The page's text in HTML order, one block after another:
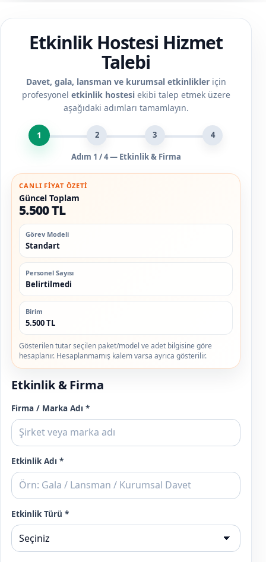
Etkinlik Hostesi Hizmet
Talebi
Davet, gala, lansman ve kurumsal etkinlikleriçin
profesyonel etkinlik hostesiekibi talep etmek üzere
aşağıdaki adımları tamamlayın.
1 2 3 4
Adım 1 / 4 — Etkinlik & Firma
CANLI FIYAT ÖZETI
Güncel Toplam
5.500 TL
Görev Modeli
Standart
Personel Sayısı
Belirtilmedi
Birim
5.500 TL
Gösterilen tutar seçilen paket/model ve adet bilgisine göre
hesaplanır. Hesaplanmamış kalem varsa ayrıca gösterilir.
Etkinlik & Firma
Firma / Marka Adı *
Etkinlik Adı *
Etkinlik Türü *